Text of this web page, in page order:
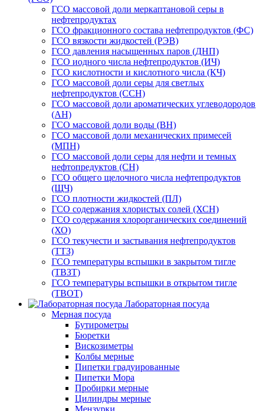
ГСО массовой доли меркаптановой серы в
нефтепродуктах
ГСО фракционного состава нефтепродуктов (ФС)
ГСО вязкости жидкостей (РЭВ)
ГСО давления насыщенных паров (ДНП)
ГСО иодного числа нефтепродуктов (ИЧ)
ГСО кислотности и кислотного числа (КЧ)
ГСО массовой доли серы для светлых
нефтепродуктов (ССН)
ГСО массовой доли ароматических углеводородов
(АН)
ГСО массовой доли воды (ВН)
ГСО массовой доли механических примесей
(МПН)
ГСО массовой доли серы для нефти и темных
нефтопредуктов (СН)
ГСО общего щелочного числа нефтепродуктов
(ЩЧ)
ГСО плотности жидкостей (ПЛ)
ГСО содержания хлористых солей (ХСН)
ГСО содержания хлорорганических соединений
(ХО)
ГСО текучести и застывания нефтепродуктов
(ТТЗ)
ГСО температуры вспышки в закрытом тигле
(ТВЗТ)
ГСО температуры вспышки в открытом тигле
(ТВОТ)
Лабораторная посуда
Мерная посуда
Бутирометры
Бюретки
Вискозиметры
Колбы мерные
Пипетки градуированные
Пипетки Мора
Пробирки мерные
Цилиндры мерные
Мензурки